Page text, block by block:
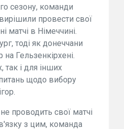
сезону, команди
провести свої
матчі в Німеччині.
тоді як донеччани
Гельзенкірхені.
так і для інших
щодо вибору
проводить свої матчі
з цим, команда